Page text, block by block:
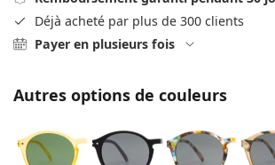
Persol
Prada
Déjà acheté par plus de 300 clients
Payer en plusieurs fois
Autres options de couleurs